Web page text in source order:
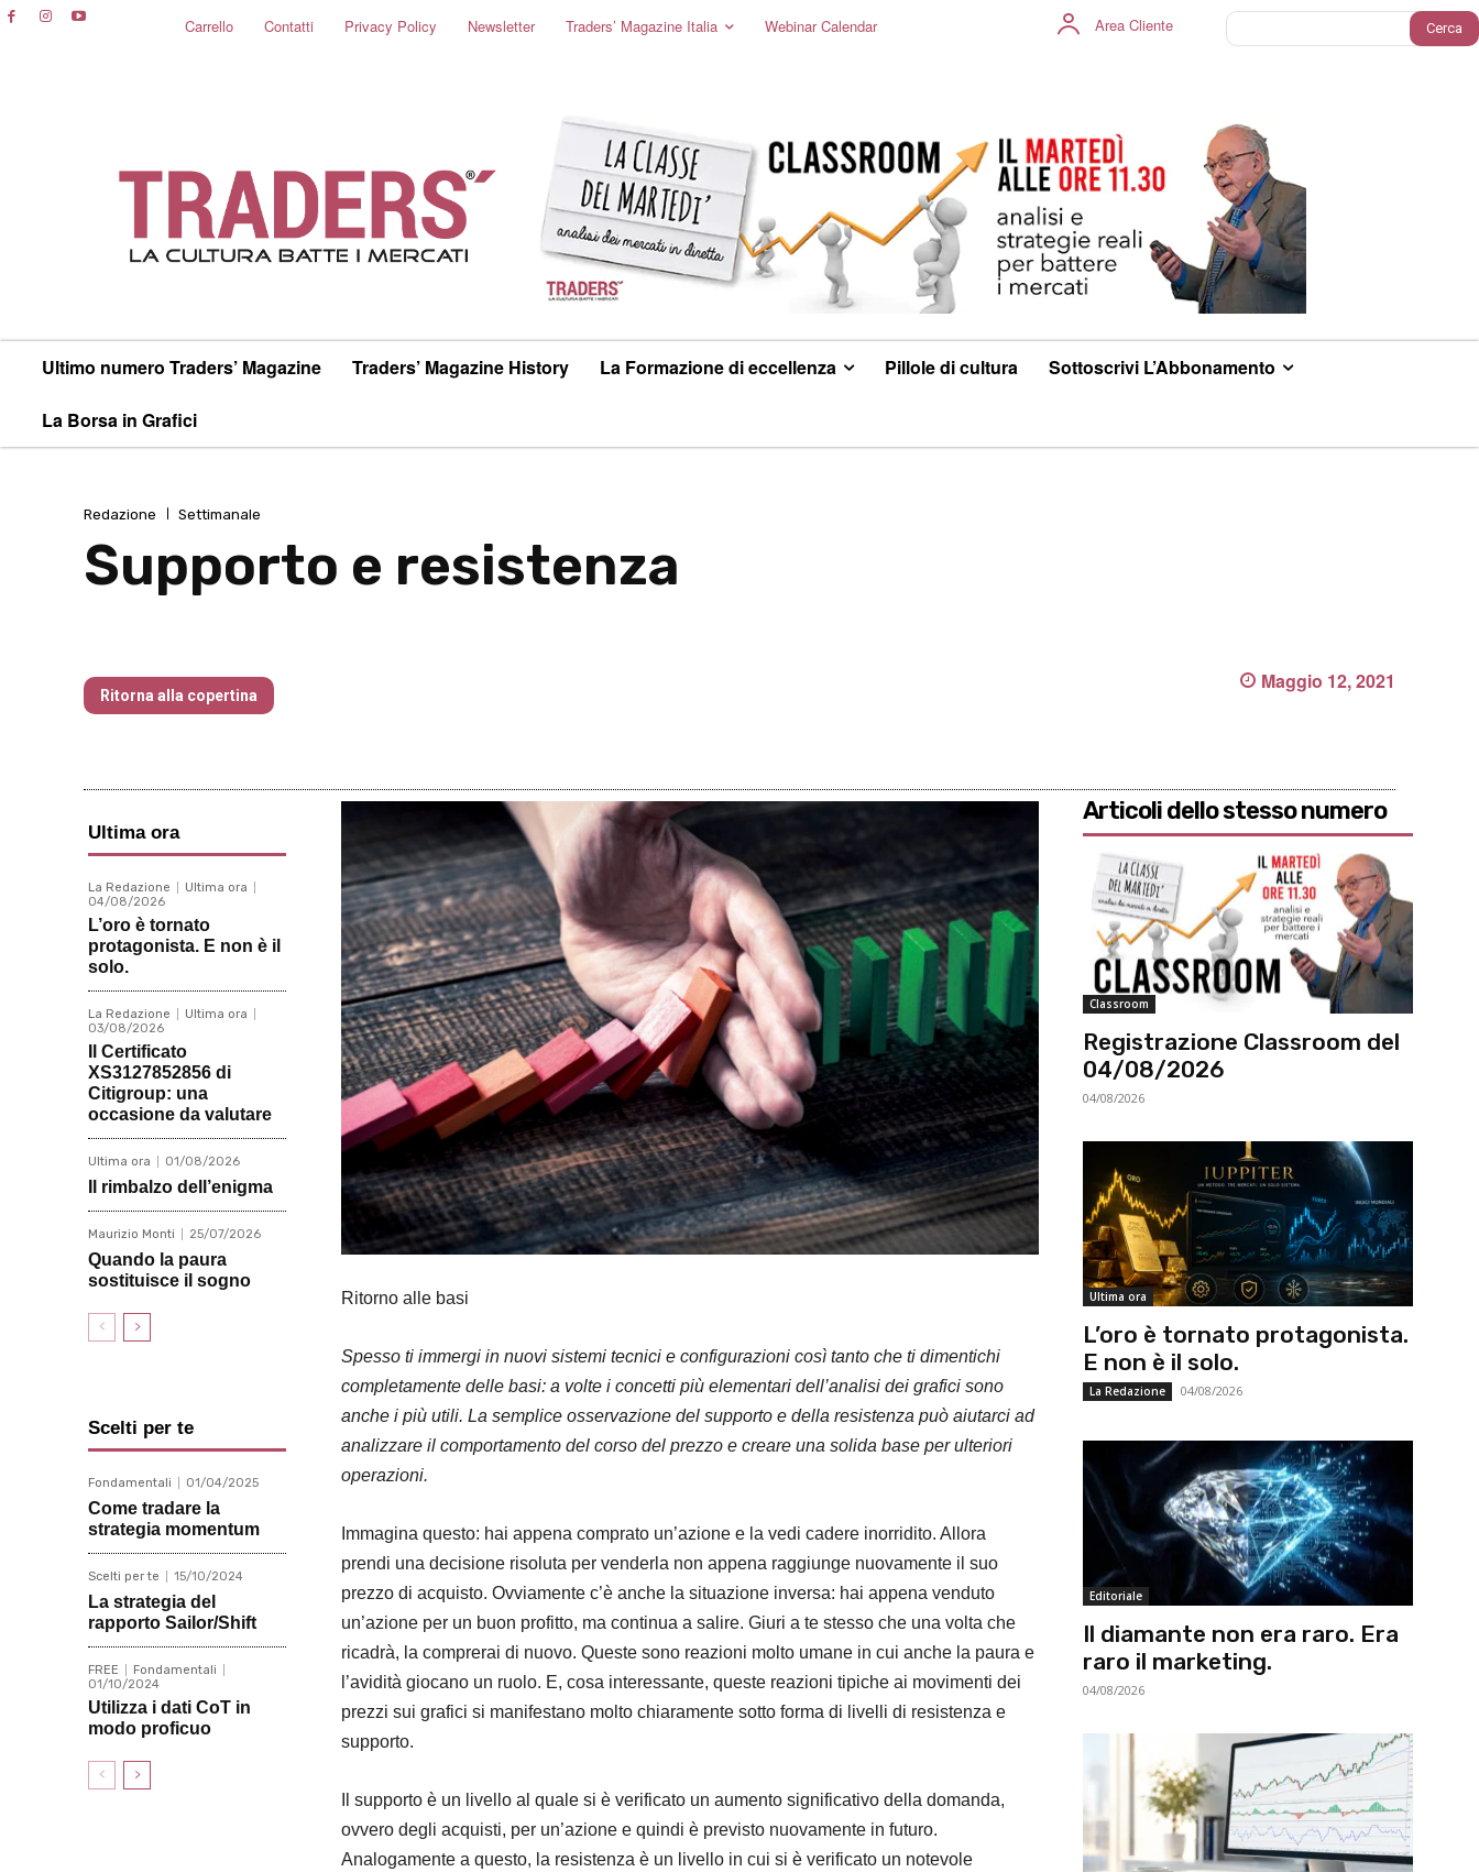
Carrello Contatti Privacy Policy Newsletter Traders’ Magazine Italia Webinar Calendar Area Cliente Cerca
Ultimo numero Traders’ Magazine Traders’ Magazine History La Formazione di eccellenza Pillole di cultura Sottoscrivi L’Abbonamento
La Borsa in Grafici
Redazione Settimanale
Supporto e resistenza
Ritorna alla copertina
Maggio 12, 2021
Ultima ora
La Redazione
Ultima ora
04/08/2026
L’oro è tornato
protagonista. E non è il
solo.
La Redazione
Ultima ora
03/08/2026
Il Certificato
XS3127852856 di
Citigroup: una
occasione da valutare
Ultima ora 01/08/2026
Il rimbalzo dell’enigma
Maurizio Monti 25/07/2026
Quando la paura
sostituisce il sogno
Scelti per te
Fondamentali 01/04/2025
Come tradare la
strategia momentum
Scelti per te 15/10/2024
La strategia del
rapporto Sailor/Shift
FREE
Fondamentali
01/10/2024
Utilizza i dati CoT in
modo proficuo
Ritorno alle basi
Spesso ti immergi in nuovi sistemi tecnici e configurazioni così tanto che ti dimentichi
completamente delle basi: a volte i concetti più elementari dell’analisi dei grafici sono
anche i più utili. La semplice osservazione del supporto e della resistenza può aiutarci ad
analizzare il comportamento del corso del prezzo e creare una solida base per ulteriori
operazioni.
Immagina questo: hai appena comprato un’azione e la vedi cadere inorridito. Allora
prendi una decisione risoluta per venderla non appena raggiunge nuovamente il suo
prezzo di acquisto. Ovviamente c’è anche la situazione inversa: hai appena venduto
un’azione per un buon profitto, ma continua a salire. Giuri a te stesso che una volta che
ricadrà, la comprerai di nuovo. Queste sono reazioni molto umane in cui anche la paura e
l’avidità giocano un ruolo. E, cosa interessante, queste reazioni tipiche ai movimenti dei
prezzi sui grafici si manifestano molto chiaramente sotto forma di livelli di resistenza e
supporto.
Il supporto è un livello al quale si è verificato un aumento significativo della domanda,
ovvero degli acquisti, per un’azione e quindi è previsto nuovamente in futuro.
Analogamente a questo, la resistenza è un livello in cui si è verificato un notevole
Articoli dello stesso numero
Classroom
Registrazione Classroom del
04/08/2026
04/08/2026
Ultima ora
L’oro è tornato protagonista.
E non è il solo.
La Redazione 04/08/2026
Editoriale
Il diamante non era raro. Era
raro il marketing.
04/08/2026